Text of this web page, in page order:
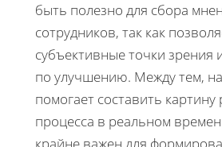
быть полезно для сбора
сотрудников, так как
субъективные точки зрения
по улучшению. Между тем,
помогает составить картину
процесса в реальном